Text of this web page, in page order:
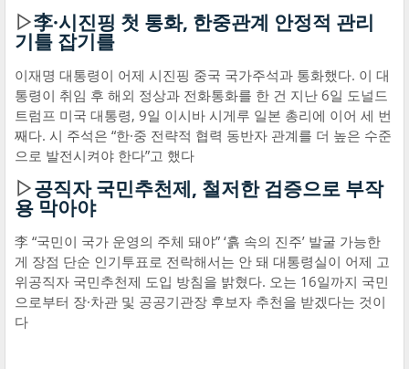
▷李·시진핑 첫 통화, 한중관계 안정적 관리
기틀 잡기를
이재명 대통령이 어제 시진핑 중국 국가주석과 통화했다. 이 대
통령이 취임 후 해외 정상과 전화통화를 한 건 지난 6일 도널드
트럼프 미국 대통령, 9일 이시바 시게루 일본 총리에 이어 세 번
째다. 시 주석은 “한·중 전략적 협력 동반자 관계를 더 높은 수준
으로 발전시켜야 한다”고 했다
▷공직자 국민추천제, 철저한 검증으로 부작
용 막아야
李 “국민이 국가 운영의 주체 돼야” ‘흙 속의 진주’ 발굴 가능한
게 장점 단순 인기투표로 전락해서는 안 돼 대통령실이 어제 고
위공직자 국민추천제 도입 방침을 밝혔다. 오는 16일까지 국민
으로부터 장·차관 및 공공기관장 후보자 추천을 받겠다는 것이
다